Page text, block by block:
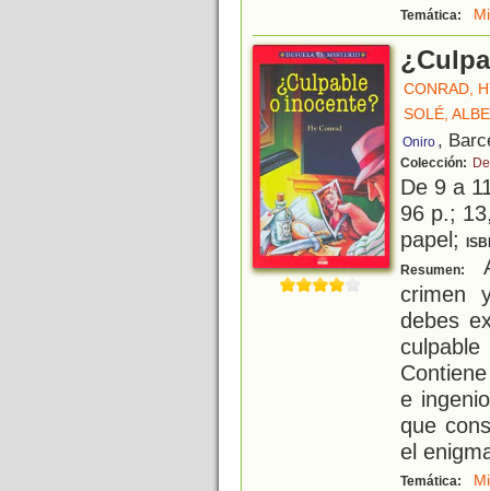
Temática:
CONRAD,
SOLÉ,
Oniro ,
Colección:
De 9 a
96 p.;
papel;
Resumen:
crimen
debes
e
que
el
Temática: